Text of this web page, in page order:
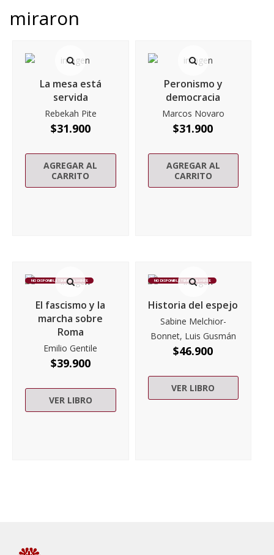
miraron
La mesa está
servida
Rebekah Pite
$31.900
AGREGAR AL
CARRITO
Peronismo y
democracia
Marcos Novaro
$31.900
AGREGAR AL
CARRITO
NO DISPONIBLE TEMPORALMENTE
El fascismo y la
marcha sobre
Roma
Emilio Gentile
$39.900
VER LIBRO
NO DISPONIBLE TEMPORALMENTE
Historia del espejo
Sabine Melchior-
Bonnet, Luis Gusmán
$46.900
VER LIBRO